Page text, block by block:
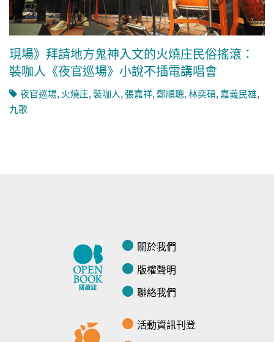
現場》拜請地方鬼神入文的火燒庄民俗搖滾：
裝咖人《夜官巡場》小說不插電講唱會
夜官巡場,火燒庄,裝咖人,張嘉祥,鄭順聰,林奕碩,嘉義民雄,
九歌
關於我們
版權聲明
聯絡我們
活動資訊刊登